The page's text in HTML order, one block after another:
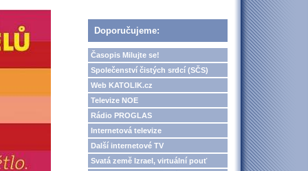
Doporučujeme:
Časopis Milujte se!
Společenství čistých srdcí (SČS)
Web KATOLIK.cz
Televize NOE
Rádio PROGLAS
Internetová televize
Další internetové TV
Svatá země Izrael, virtuální pouť